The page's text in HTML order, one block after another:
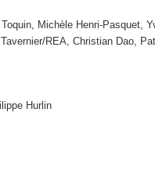
Michèle Henri-
REA, Christian Dao,
Hurlin